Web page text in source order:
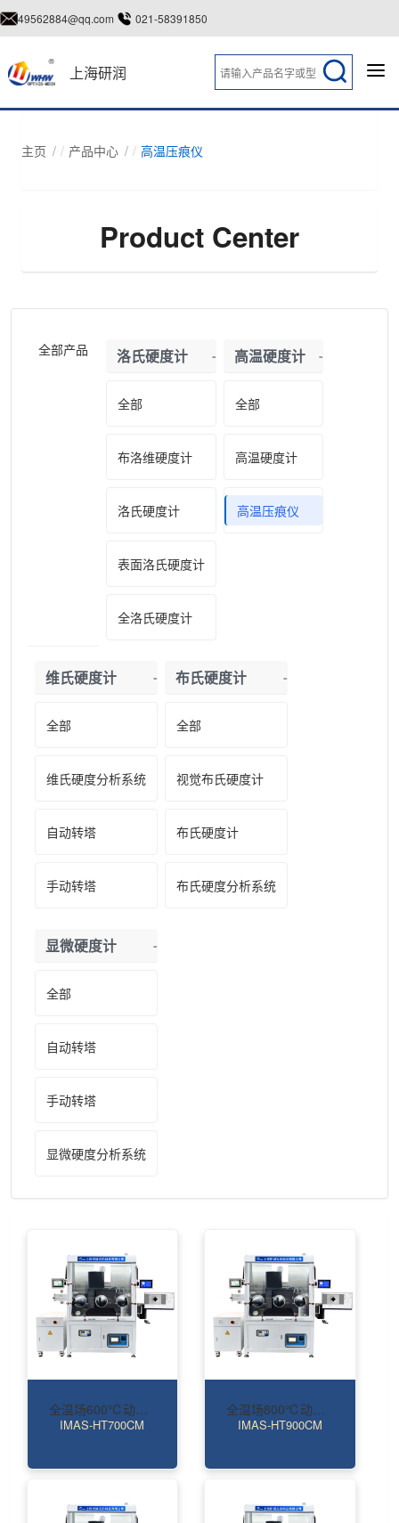
49562884@qq.com 021-58391850
上海研润
主页 产品中心 高温压痕仪
Product Center
全部产品 洛氏硬度计
全部
布洛维硬度计
洛氏硬度计
表面洛氏硬度计
全洛氏硬度计
高温硬度计
全部
高温硬度计
高温压痕仪
维氏硬度计
全部
维氏硬度分析系统
自动转塔
手动转塔
布氏硬度计
全部
视觉布氏硬度计
布氏硬度计
布氏硬度分析系统
显微硬度计
全部
自动转塔
手动转塔
显微硬度分析系统
全温场600℃动态表征高温压痕仪
IMAS-HT700CM
全温场800℃动态表征高温压痕仪
IMAS-HT900CM